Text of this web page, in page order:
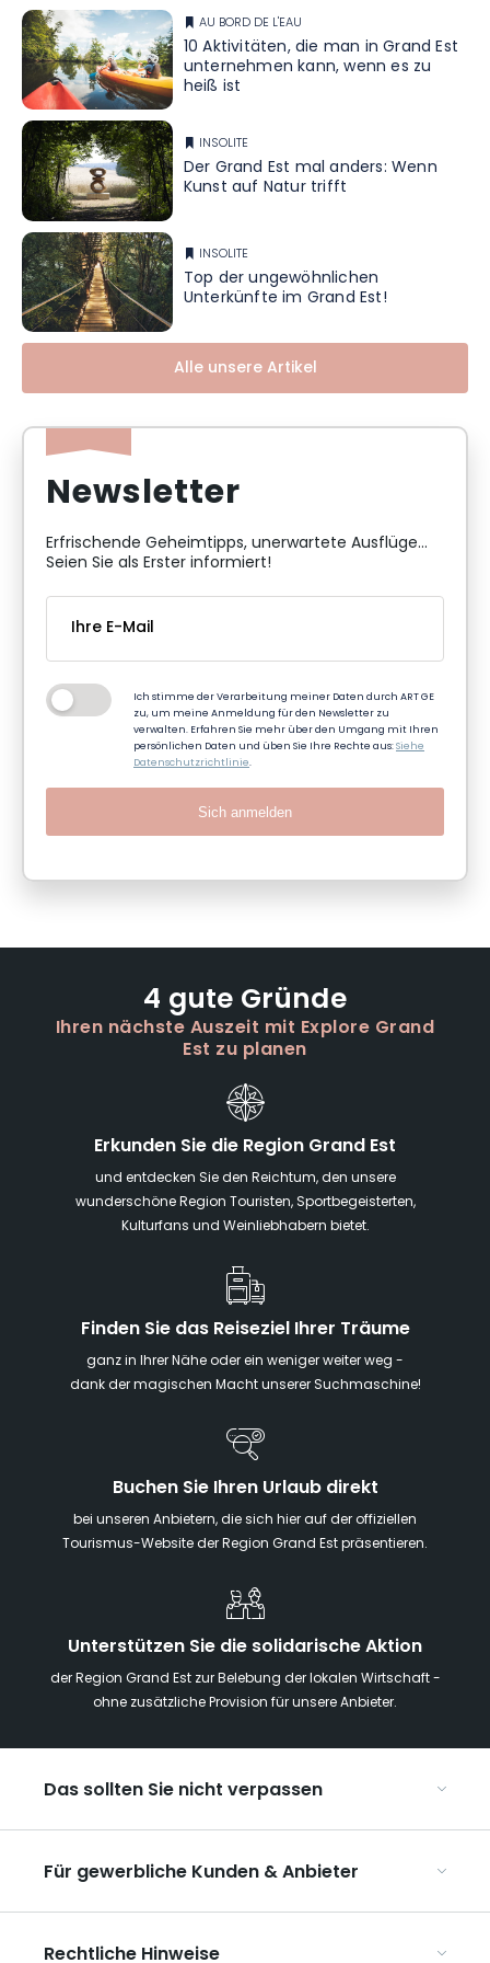
AU BORD DE L'EAU
10 Aktivitäten, die man in Grand Est
unternehmen kann, wenn es zu
heiß ist
INSOLITE
Der Grand Est mal anders: Wenn
Kunst auf Natur trifft
INSOLITE
Top der ungewöhnlichen
Unterkünfte im Grand Est!
Alle unsere Artikel
Newsletter
Erfrischende Geheimtipps, unerwartete Ausflüge...
Seien Sie als Erster informiert!
Ich stimme der Verarbeitung meiner Daten durch ART GE
zu, um meine Anmeldung für den Newsletter zu
verwalten. Erfahren Sie mehr über den Umgang mit Ihren
persönlichen Daten und üben Sie Ihre Rechte aus:Siehe
Datenschutzrichtlinie.
Sich anmelden
4 gute Gründe
Ihren nächste Auszeit mit Explore Grand
Est zu planen
Erkunden Sie die Region Grand Est
und entdecken Sie den Reichtum, den unsere
wunderschöne Region Touristen, Sportbegeisterten,
Kulturfans und Weinliebhabern bietet.
Finden Sie das Reiseziel Ihrer Träume
ganz in Ihrer Nähe oder ein weniger weiter weg -
dank der magischen Macht unserer Suchmaschine!
Buchen Sie Ihren Urlaub direkt
bei unseren Anbietern, die sich hier auf der offiziellen
Tourismus-Website der Region Grand Est präsentieren.
Unterstützen Sie die solidarische Aktion
der Region Grand Est zur Belebung der lokalen Wirtschaft -
ohne zusätzliche Provision für unsere Anbieter.
Das sollten Sie nicht verpassen
Die Weihnachtsmärkte im Grand Est
Ribeauvillé, zwischen Weinbergen und Bergen
Unsere UNESCO-Welterbestätten
Für gewerbliche Kunden & Anbieter
Rechtliche Hinweise